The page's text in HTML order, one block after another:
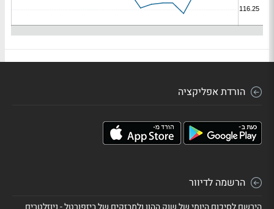
הורדת אפליקציה
הרשמה לדיוור